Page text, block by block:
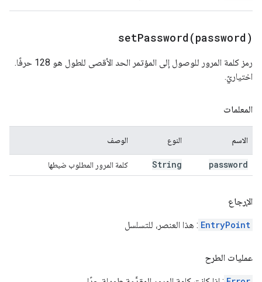
setPassword(password)
رمز كلمة المرور للوصول إلى المؤتمر الحد الأقصى للطول هو 128 حرفًا.
اختياريّ.
المعلمات
الاسم النوع الوصف
password
String كلمة المرور المطلوب ضبطها
الإرجاع
EntryPoint : هذا العنصر، للتسلسل
عمليات الطرح